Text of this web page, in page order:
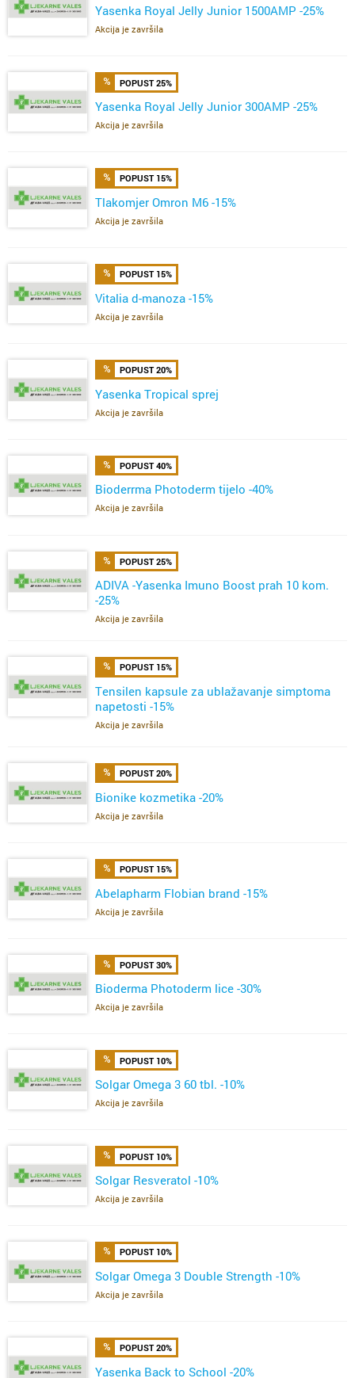
Yasenka Royal Jelly Junior 1500AMP -25%
Akcija je završila
POPUST 25%
Yasenka Royal Jelly Junior 300AMP -25%
Akcija je završila
POPUST 15%
Tlakomjer Omron M6 -15%
Akcija je završila
POPUST 15%
Vitalia d-manoza -15%
Akcija je završila
POPUST 20%
Yasenka Tropical sprej
Akcija je završila
POPUST 40%
Bioderrma Photoderm tijelo -40%
Akcija je završila
POPUST 25%
ADIVA -Yasenka Imuno Boost prah 10 kom.
-25%
Akcija je završila
POPUST 15%
Tensilen kapsule za ublažavanje simptoma
napetosti -15%
Akcija je završila
POPUST 20%
Bionike kozmetika -20%
Akcija je završila
POPUST 15%
Abelapharm Flobian brand -15%
Akcija je završila
POPUST 30%
Bioderma Photoderm lice -30%
Akcija je završila
POPUST 10%
Solgar Omega 3 60 tbl. -10%
Akcija je završila
POPUST 10%
Solgar Resveratol -10%
Akcija je završila
POPUST 10%
Solgar Omega 3 Double Strength -10%
Akcija je završila
POPUST 20%
Yasenka Back to School -20%